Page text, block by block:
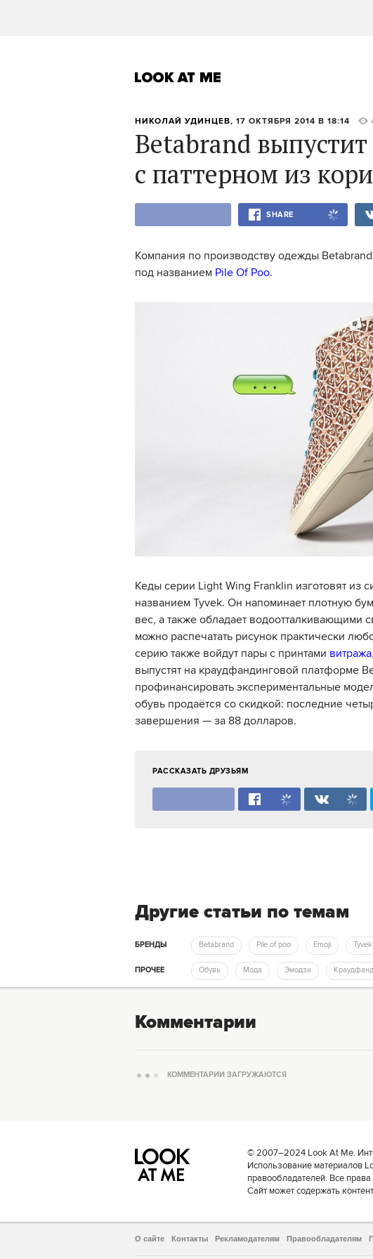
НИКОЛАЙ УДИНЦЕВ, 17 ОКТЯБРЯ 2014 В 18:14
Betabrand
с паттерном из
SHARE
Компания по производству одежды
под названием Pile Of Poo.
Кеды серии Light Wing Franklin изготовят из
названием Tyvek. Он напоминает плотную
вес, а также обладает водоотталкивающими
можно распечатать рисунок практически
серию также войдут пары с принтами витража,
выпустят на краудфандинговой платформе
профинансировать экспериментальные
обувь продаётся со скидкой: последние
завершения — за 88 долларов.
РАССКАЗАТЬ ДРУЗЬЯМ
Другие статьи по темам
БРЕНДЫ Betabrand Pile of poo Emoji Tyvek
ПРОЧЕЕ Обувь Мода Эмодзи
Комментарии
КОММЕНТАРИИ ЗАГРУЖАЮТСЯ
© 2007–2024 Look At Me.
Использование материалов
правообладателей. Все
Сайт может содержать
О сайте Контакты Рекламодателям Правообладателям